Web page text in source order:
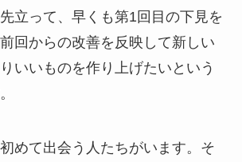
立って、早くも第1回目の下見を
回からの改善を反映して新しい
いいものを作り上げたいという
めて出会う人たちがいます。そ